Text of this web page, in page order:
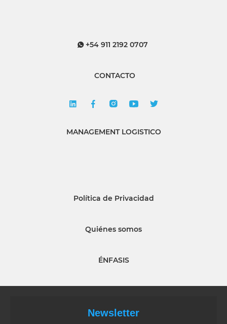
+54 911 2192 0707
CONTACTO
MANAGEMENT LOGISTICO
Política de Privacidad
Quiénes somos
ÉNFASIS
Newsletter